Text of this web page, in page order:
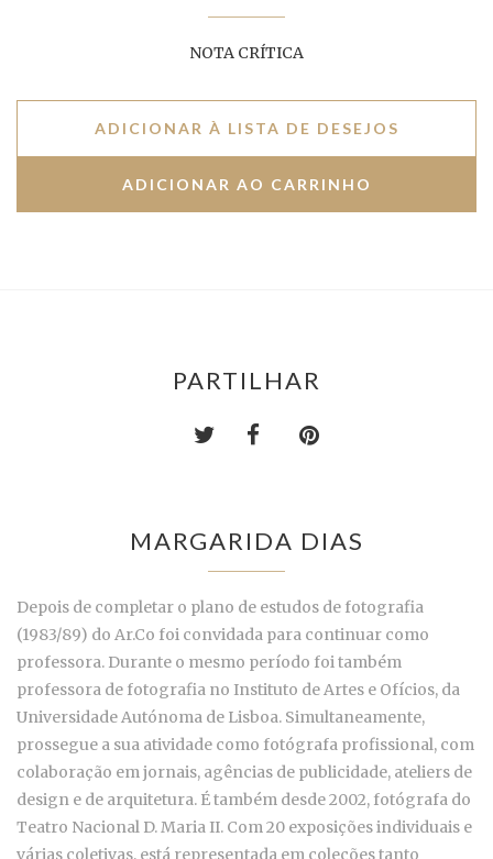
NOTA CRÍTICA
ADICIONAR À LISTA DE DESEJOS
PARTILHAR
MARGARIDA DIAS
Depois de completar o plano de estudos de fotografia
(1983/89) do Ar.Co foi convidada para continuar como
professora. Durante o mesmo período foi também
professora de fotografia no Instituto de Artes e Ofícios, da
Universidade Autónoma de Lisboa. Simultaneamente,
prossegue a sua atividade como fotógrafa profissional, com
colaboração em jornais, agências de publicidade, ateliers de
design e de arquitetura. É também desde 2002, fotógrafa do
Teatro Nacional D. Maria II. Com 20 exposições individuais e
várias coletivas, está representada em coleções tanto